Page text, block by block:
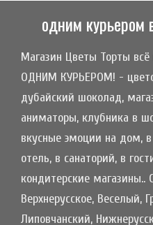
одним курьером
Магазин Цветы Торты
ОДНИМ КУРЬЕРОМ! -
дубайский шоколад,
аниматоры, клубника в
вкусные эмоции на дом,
отель, в санаторий, в
кондитерские
Верхнерусское, Веселый,
Липовчанский,